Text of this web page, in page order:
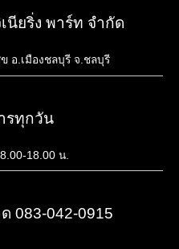
นียริ่ง พาร์ท จำกัด
อ.เมืองชลบุรี จ.ชลบุรี
รทุกวัน
18.00 น.
083-042-0915